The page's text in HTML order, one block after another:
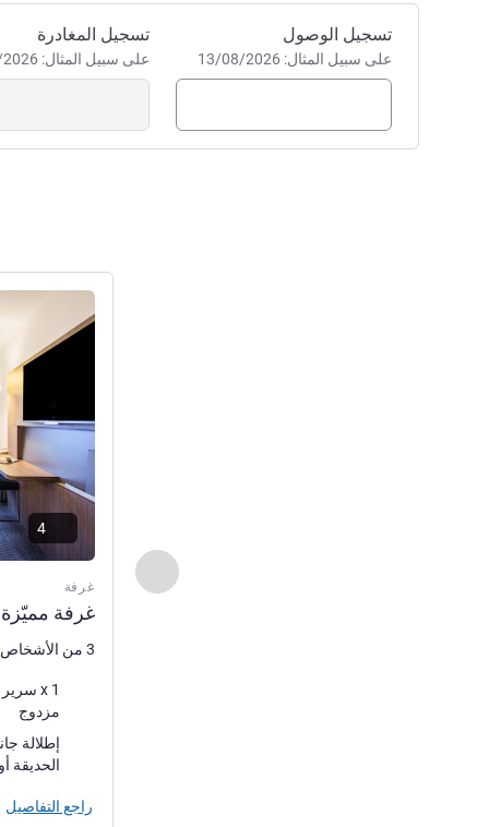
احجز في هذا الفندق
تسجيل الوصول
على سبيل المثال: 13/08/2026
تسجيل المغادرة
على سبيل المثال: 13/08/2026
السابق - غرفة
غرفة
غرفة
راجع التفاصيل
3 من الأشخاص كحد أقصى
فرش السرير
مزدوج
المناظر:
الحديقة أو إطلالة جانبية رائعة
راجع التفاصيل